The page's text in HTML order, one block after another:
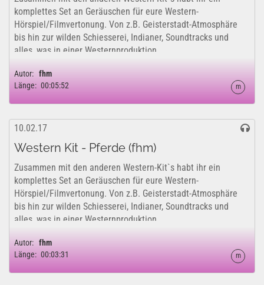
komplettes Set an Geräuschen für eure Western-
Hörspiel/Filmvertonung. Von z.B. Geisterstadt-Atmosphäre
bis hin zur wilden Schiesserei, Indianer, Soundtracks und
alles, was in einer Westernproduktion...
Autor: fhm
Länge: 00:05:52 m
10.02.17
Western Kit - Pferde (fhm)
Zusammen mit den anderen Western-Kit`s habt ihr ein
komplettes Set an Geräuschen für eure Western-
Hörspiel/Filmvertonung. Von z.B. Geisterstadt-Atmosphäre
bis hin zur wilden Schiesserei, Indianer, Soundtracks und
alles, was in einer Westernproduktion...
Autor: fhm
Länge: 00:03:31 m